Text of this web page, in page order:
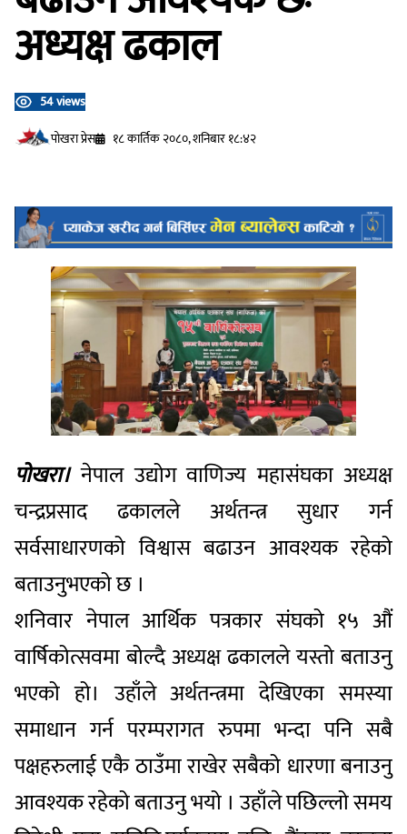
अध्यक्ष ढकाल
54 views
प‍ोखरा प्रेस
१८ कार्तिक २०८०, शनिबार १८:४२
पोखरा।नेपाल उद्योग वाणिज्य महासंघका अध्यक्ष
चन्द्रप्रसाद ढकालले अर्थतन्त्र सुधार गर्न
सर्वसाधारणको विश्वास बढाउन आवश्यक रहेको
बताउनुभएको छ ।
शनिवार नेपाल आर्थिक पत्रकार संघको १५ औं
वार्षिकोत्सवमा बोल्दै अध्यक्ष ढकालले यस्तो बताउनु
भएको हो। उहाँले अर्थतन्त्रमा देखिएका समस्या
समाधान गर्न परम्परागत रुपमा भन्दा पनि सबै
पक्षहरुलाई एकै ठाउँमा राखेर सबैको धारणा बनाउनु
आवश्यक रहेको बताउनु भयो । उहाँले पछिल्लो समय